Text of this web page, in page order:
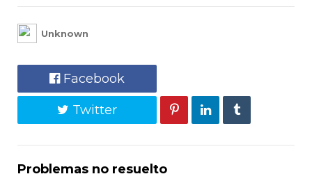
Unknown
Facebook
Twitter
Problemas no resuelto